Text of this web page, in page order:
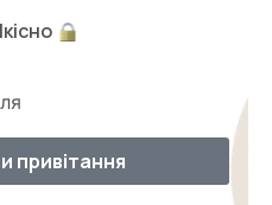
привітання